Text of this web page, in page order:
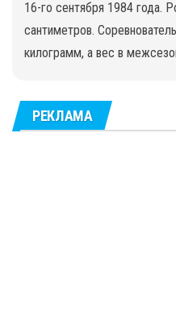
16-го сентября 1984 года.
сантиметров.
килограмм, а вес в
РЕКЛАМА